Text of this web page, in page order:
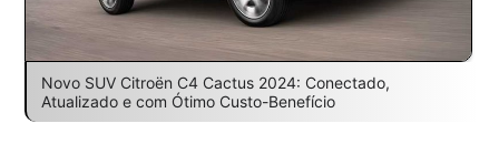
Novo SUV Citroën C4 Cactus 2024: Conectado,
Atualizado e com Ótimo Custo-Benefício